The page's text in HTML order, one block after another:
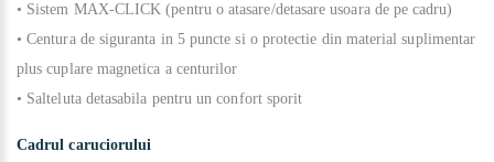
• Sistem MAX-CLICK (pentru o atasare/detasare usoara de pe cadru)
• Centura de siguranta in 5 puncte si o protectie din material suplimentar
plus cuplare magnetica a centurilor
• Salteluta detasabila pentru un confort sporit
Cadrul caruciorului